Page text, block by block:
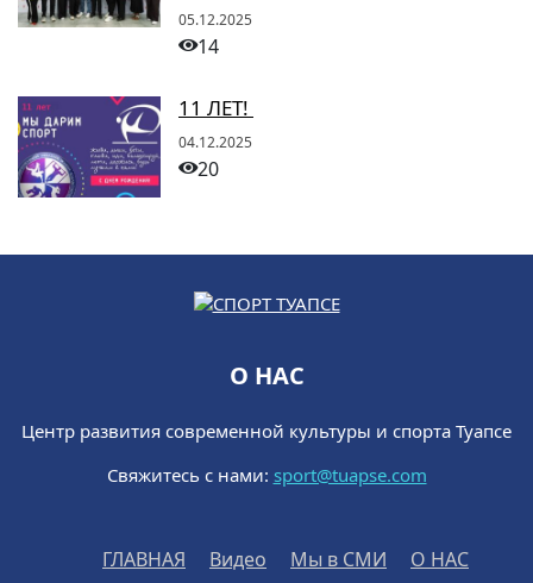
05.12.2025
14
11 ЛЕТ!
04.12.2025
20
О НАС
Центр развития современной культуры и спорта Туапсе
Свяжитесь с нами: sport@tuapse.com
ГЛАВНАЯ Видео Мы в СМИ О НАС